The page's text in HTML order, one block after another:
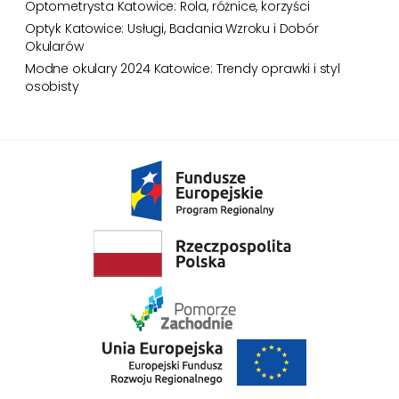
to u nas możesz kupić najmodniejsze okulary prosto z
najnowszych pokazów światowych marek! Masz wadę wzroku?
Dobierz okulary przeciwsłoneczne z odpowiednią korekcją, abyś
warunkach. Koniec ze zmienianiem okularów co chwilę.
Zobaczysz, jakie to wygodne!
Optometrysta Katowice: Rola, różnice, korzyści
Optyk Katowice: Usługi, Badania Wzroku i Dobór
Okularów
Modne okulary 2024 Katowice: Trendy oprawki i styl
osobisty